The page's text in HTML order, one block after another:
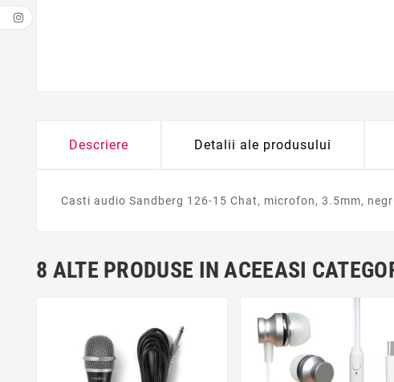
Descriere Detalii ale produsului
Casti audio Sandberg 126-15 Chat, microfon, 3.5mm,
8 ALTE PRODUSE IN ACEEASI